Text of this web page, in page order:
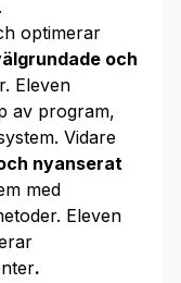
optimerar
och
Eleven
av program,
Vidare
nyanserat
med
Eleven
.